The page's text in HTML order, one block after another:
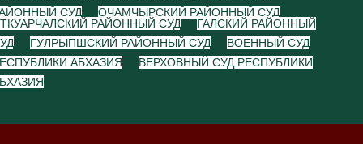
СУД
ОЧАМЧЫРСКИЙ РАЙОННЫЙ СУД
ТКУАРЧАЛСКИЙ РАЙОННЫЙ СУД
ГАЛСКИЙ РАЙОННЫЙ
ГУЛРЫПШСКИЙ РАЙОННЫЙ СУД
ВОЕННЫЙ СУД
АБХАЗИЯ
ВЕРХОВНЫЙ СУД РЕСПУБЛИКИ